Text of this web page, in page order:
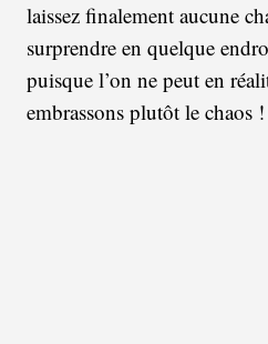
laissez finalement aucune
surprendre en quelque
puisque l’on ne peut en
embrassons plutôt le chaos !